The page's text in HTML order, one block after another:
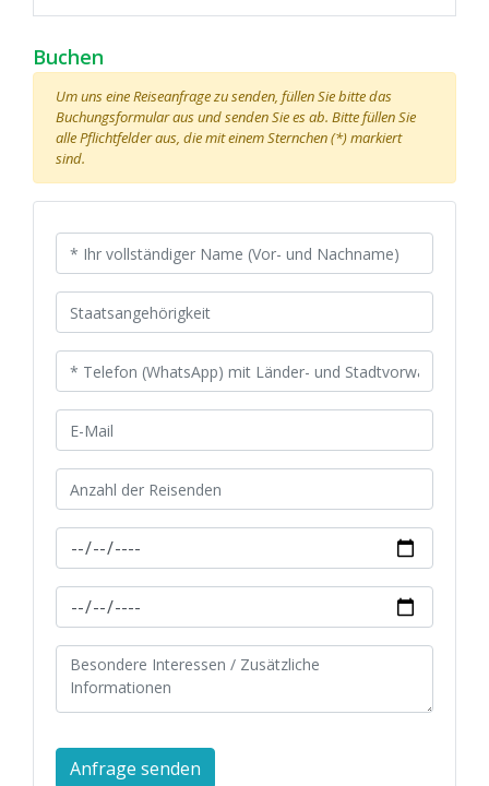
Buchen
Um uns eine Reiseanfrage zu senden, füllen Sie bitte das
Buchungsformular aus und senden Sie es ab. Bitte füllen Sie
alle Pflichtfelder aus, die mit einem Sternchen (*) markiert
sind.